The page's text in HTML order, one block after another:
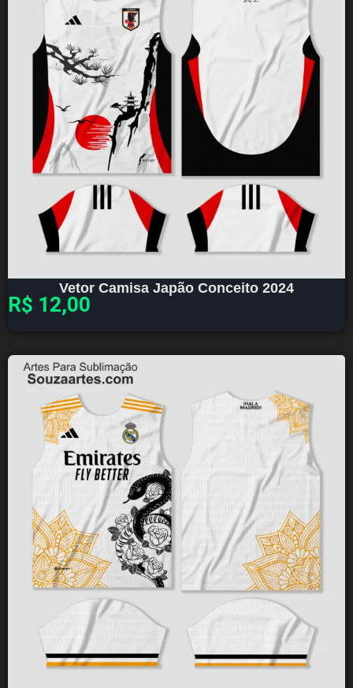
Vetor Camisa Japão Conceito 2024
R$ 12,00